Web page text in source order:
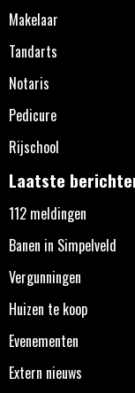
Makelaar
Tandarts
Notaris
Pedicure
Rijschool
Laatste
112 meldingen
Banen in Simpelveld
Vergunningen
Huizen te koop
Evenementen
Extern nieuws